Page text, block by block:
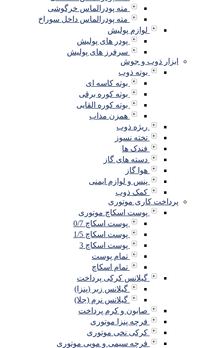
مته پودرالماس خرگوشی
مته پودرالماس داخل سوراخ
لوازم پولیش
پودر های پولیش
سرفرز های پولیش
ابزار ذوب و جوش
بوته ذوب
بوته کاسه ای
بوته کوره برقی
بوته کوره القایی
همزن مذاب
ریژه ذوب
تخته نسوز
فندک ها
دسته های گاز
هوا گاز
پنس و لوازم ایمنی
کمک ذوب
پرداخت کاری موتوری
پوست اسکاچ موتوری
پوست اسکاچ 0/7
پوست اسکاچ 1/5
پوست اسکاچ 3
تمام پوست
تمام اسکاچ
گیلانس کرکی پرداخت
گیلانس زبر (پنزا)
گیلانس نرم (جلا)
صابون و کرم پرداخت
فرچه پنزا موتوری
کرکی نخی موتوری
فرچه سیمی و مویی موتوری